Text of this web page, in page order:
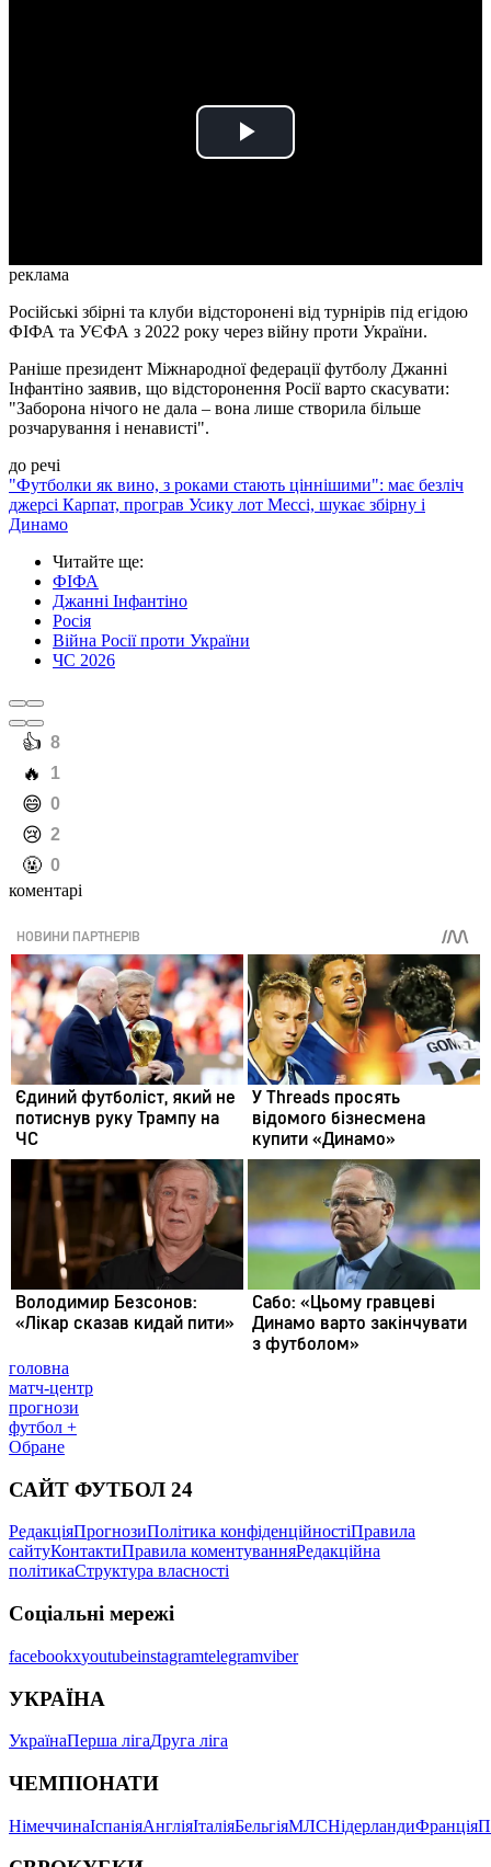
Play
реклама
Російські збірні та клуби відсторонені від турнірів під егідою
ФІФА та УЄФА з 2022 року через війну проти України.
Раніше президент Міжнародної федерації футболу Джанні
Інфантіно заявив, що відсторонення Росії варто скасувати:
"Заборона нічого не дала – вона лише створила більше
розчарування і ненависті".
до речі
"Футболки як вино, з роками стають ціннішими": має безліч
джерсі Карпат, програв Усику лот Мессі, шукає збірну і
Динамо
Читайте ще:
ФІФА
Джанні Інфантіно
Росія
Війна Росії проти України
ЧС 2026
️👍 8
️🔥 1
️😄 0
️😢 2
️🤬 0
коментарі
головна
матч-центр
прогнози
футбол +
Обране
САЙТ ФУТБОЛ 24
РедакціяПрогнозиПолітика конфіденційностіПравила
сайтуКонтактиПравила коментуванняРедакційна
політикаСтруктура власності
Соціальні мережі
facebookxyoutubeinstagramtelegramviber
УКРАЇНА
УкраїнаПерша лігаДруга ліга
ЧЕМПІОНАТИ
НімеччинаІспаніяАнгліяІталіяБельгіяМЛСНідерландиФранція